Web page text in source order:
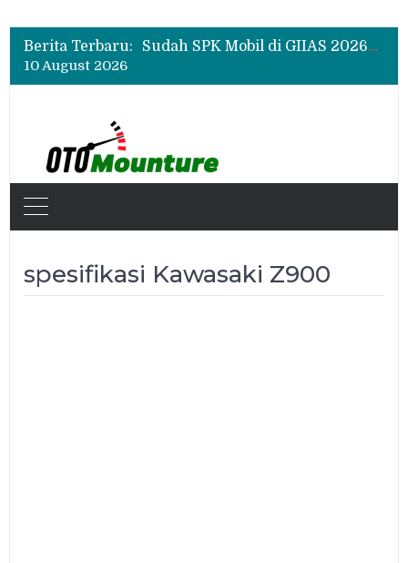
Berita Terbaru:
Rangkul Komunitas Mobil, Motul Indonesia Gelar Car MeetUp Perdana di Tangerang
Sudah SPK Mobil di GIIAS 2026? Ini Tahapan yang Harus Dilakukan Setelah Pameran
Rangkul Komunitas Mobil, Motul Indonesia Gelar Car MeetUp Perdana di Tangerang
10 August 2026
spesifikasi Kawasaki Z900